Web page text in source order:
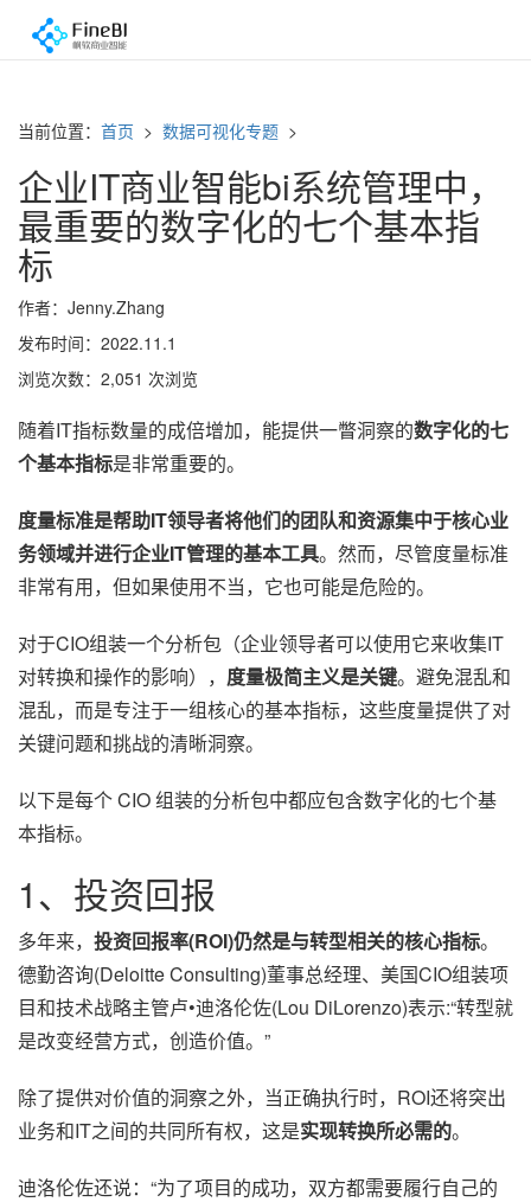
当前位置： 首页 > 数据可视化专题 >
企业IT商业智能bi系统管理中，
最重要的数字化的七个基本指
标
作者：Jenny.Zhang
发布时间：2022.11.1
浏览次数：2,051 次浏览
随着IT指标数量的成倍增加，能提供一瞥洞察的数字化的七
个基本指标是非常重要的。
度量标准是帮助IT领导者将他们的团队和资源集中于核心业
务领域并进行企业IT管理的基本工具。然而，尽管度量标准
非常有用，但如果使用不当，它也可能是危险的。
对于CIO组装一个分析包（企业领导者可以使用它来收集IT
对转换和操作的影响）， 度量极简主义是关键。避免混乱和
混乱，而是专注于一组核心的基本指标，这些度量提供了对
关键问题和挑战的清晰洞察。
以下是每个 CIO 组装的分析包中都应包含数字化的七个基
本指标。
1、投资回报
多年来， 投资回报率(ROI)仍然是与转型相关的核心指标。
德勤咨询(Deloitte Consulting)董事总经理、美国CIO组装项
目和技术战略主管卢•迪洛伦佐(Lou DiLorenzo)表示:“转型就
是改变经营方式，创造价值。”
除了提供对价值的洞察之外，当正确执行时，ROI还将突出
业务和IT之间的共同所有权，这是实现转换所必需的。
迪洛伦佐还说：“为了项目的成功，双方都需要履行自己的